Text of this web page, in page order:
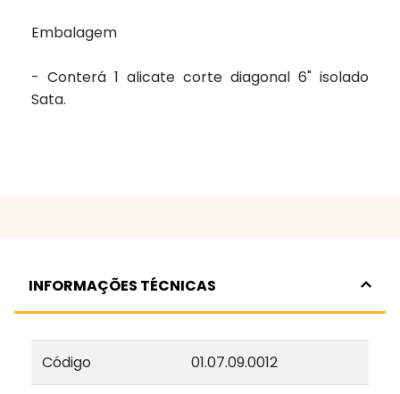
Embalagem
- Conterá 1 alicate corte diagonal 6" isolado
Sata.
INFORMAÇÕES TÉCNICAS
Código 01.07.09.0012